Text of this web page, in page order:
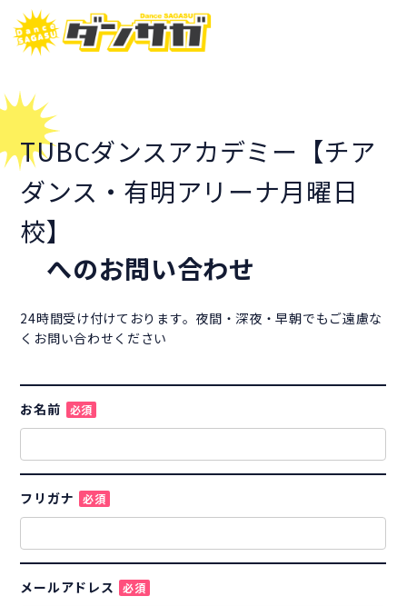
TUBCダンスアカデミー【チア
ダンス・有明アリーナ月曜日
校】
へのお問い合わせ
24時間受け付けております。夜間・深夜・早朝でもご遠慮な
くお問い合わせください
お名前 必須
フリガナ 必須
メールアドレス 必須